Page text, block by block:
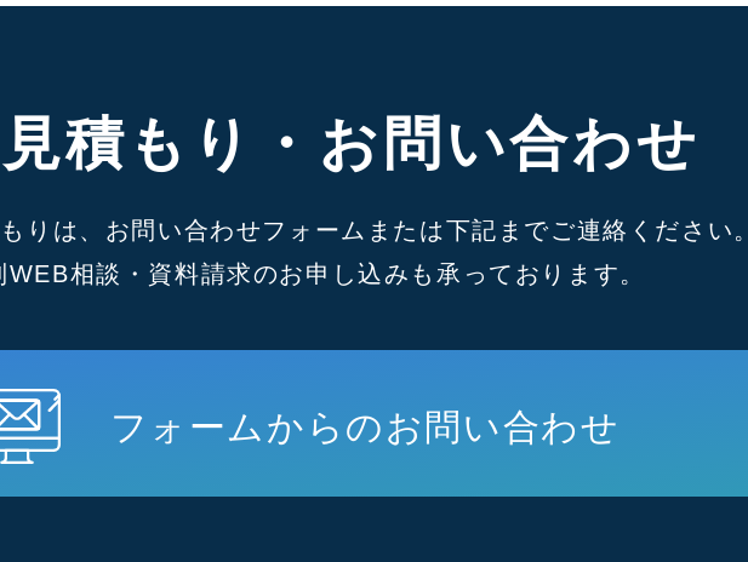
積もり・お問い合わせ
りは、お問い合わせフォームまたは下記までご連絡ください。
WEB相談・資料請求のお申し込みも承っております。
フォームからのお問い合わせ